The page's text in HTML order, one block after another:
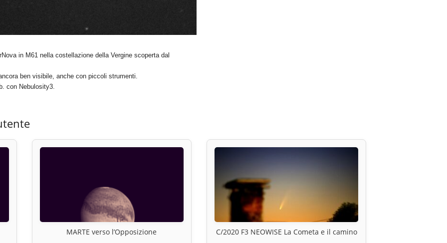
in M61 nella costellazione della Vergine scoperta dal
ben visibile, anche con piccoli strumenti.
con Nebulosity3.
MARTE verso l’Opposizione C/2020 F3 NEOWISE La Cometa e il camino